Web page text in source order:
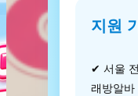
지원
✔ 서울
래방알바